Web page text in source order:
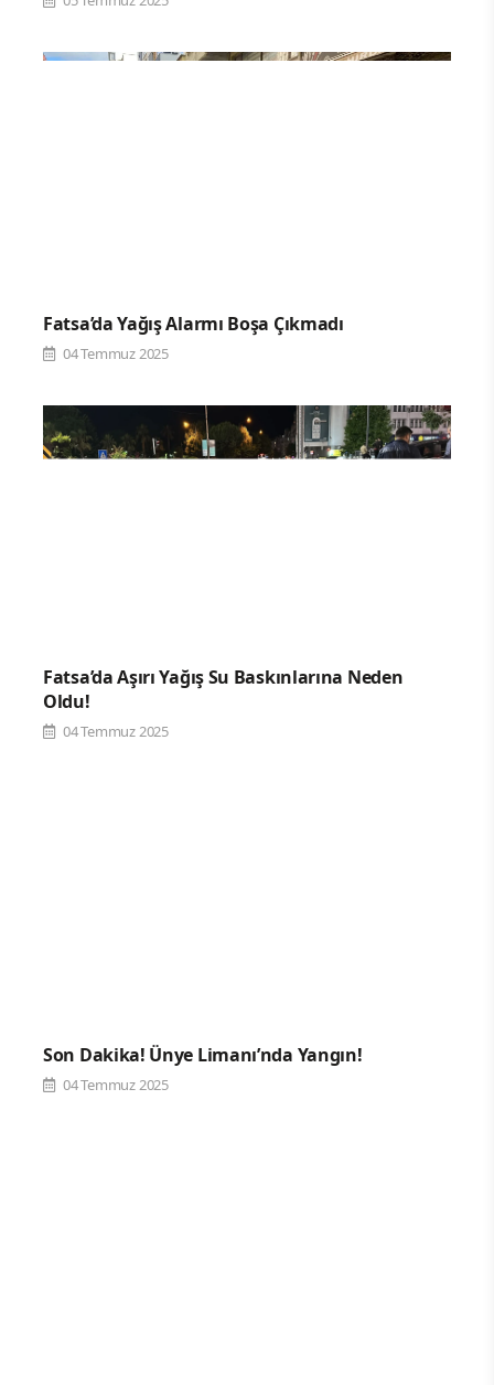
Fatsa’da Yağış Alarmı Boşa Çıkmadı
04 Temmuz 2025
Fatsa’da Aşırı Yağış Su Baskınlarına Neden
Oldu!
04 Temmuz 2025
Son Dakika! Ünye Limanı’nda Yangın!
04 Temmuz 2025